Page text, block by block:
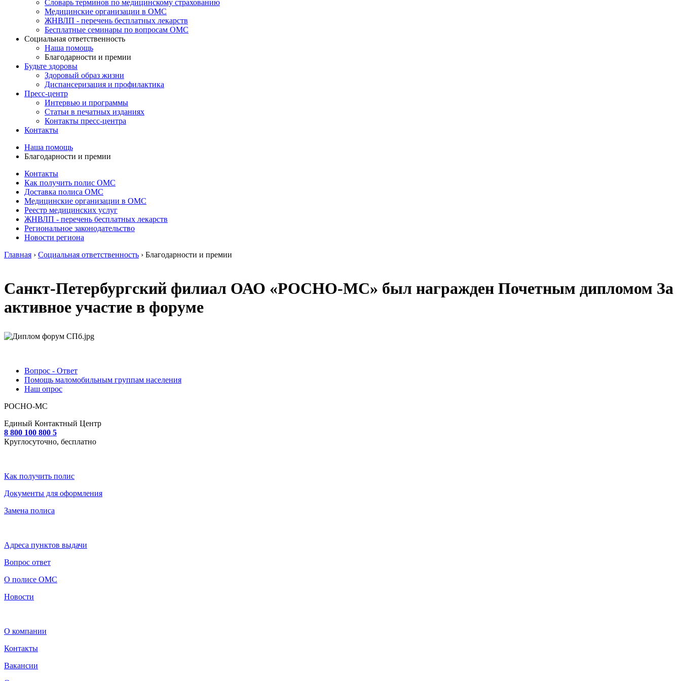
Словарь терминов по медицинскому страхованию
Медицинские организации в ОМС
ЖНВЛП - перечень бесплатных лекарств
Бесплатные семинары по вопросам ОМС
Социальная ответственность
Наша помощь
Благодарности и премии
Будьте здоровы
Здоровый образ жизни
Диспансеризация и профилактика
Пресс-центр
Интервью и программы
Статьи в печатных изданиях
Контакты пресс-центра
Контакты
Наша помощь
Благодарности и премии
Контакты
Как получить полис ОМС
Доставка полиса ОМС
Медицинские организации в ОМС
Реестр медицинских услуг
ЖНВЛП - перечень бесплатных лекарств
Региональное законодательство
Новости региона
Главная › Социальная ответственность › Благодарности и премии
Санкт-Петербургский филиал ОАО «РОСНО-МС» был награжден Почетным дипломом За
активное участие в форуме
Вопрос - Ответ
Помощь маломобильным группам населения
Наш опрос
РОСНО-МС
Единый Контактный Центр
8 800 100 800 5
Круглосуточно, бесплатно
Как получить полис
Документы для оформления
Замена полиса
Адреса пунктов выдачи
Вопрос ответ
О полисе ОМС
Новости
О компании
Контакты
Вакансии